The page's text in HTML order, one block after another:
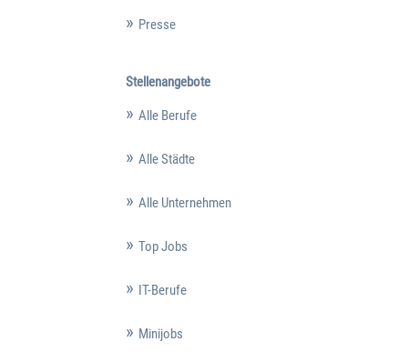
Presse
Stellenangebote
Alle Berufe
Alle Städte
Alle Unternehmen
Top Jobs
IT-Berufe
Minijobs